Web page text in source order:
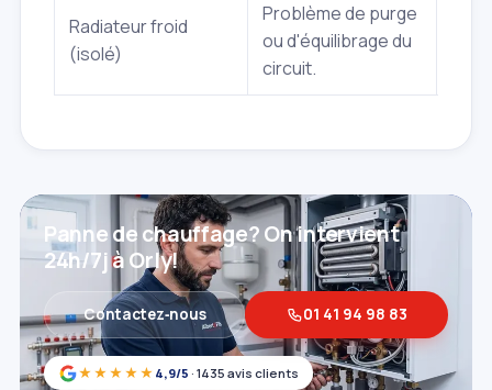
Radiateur froid
(isolé)
Problème de purge
ou d'équilibrage du
circuit.
★★★★★ 4,9/5 · 1435 avis clients
Panne de chauffage? On intervient
24h/7j à Orly!
Contactez‑nous 01 41 94 98 83